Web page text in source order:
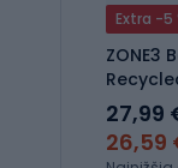
Extra -5
ZONE3
27,99
26,59